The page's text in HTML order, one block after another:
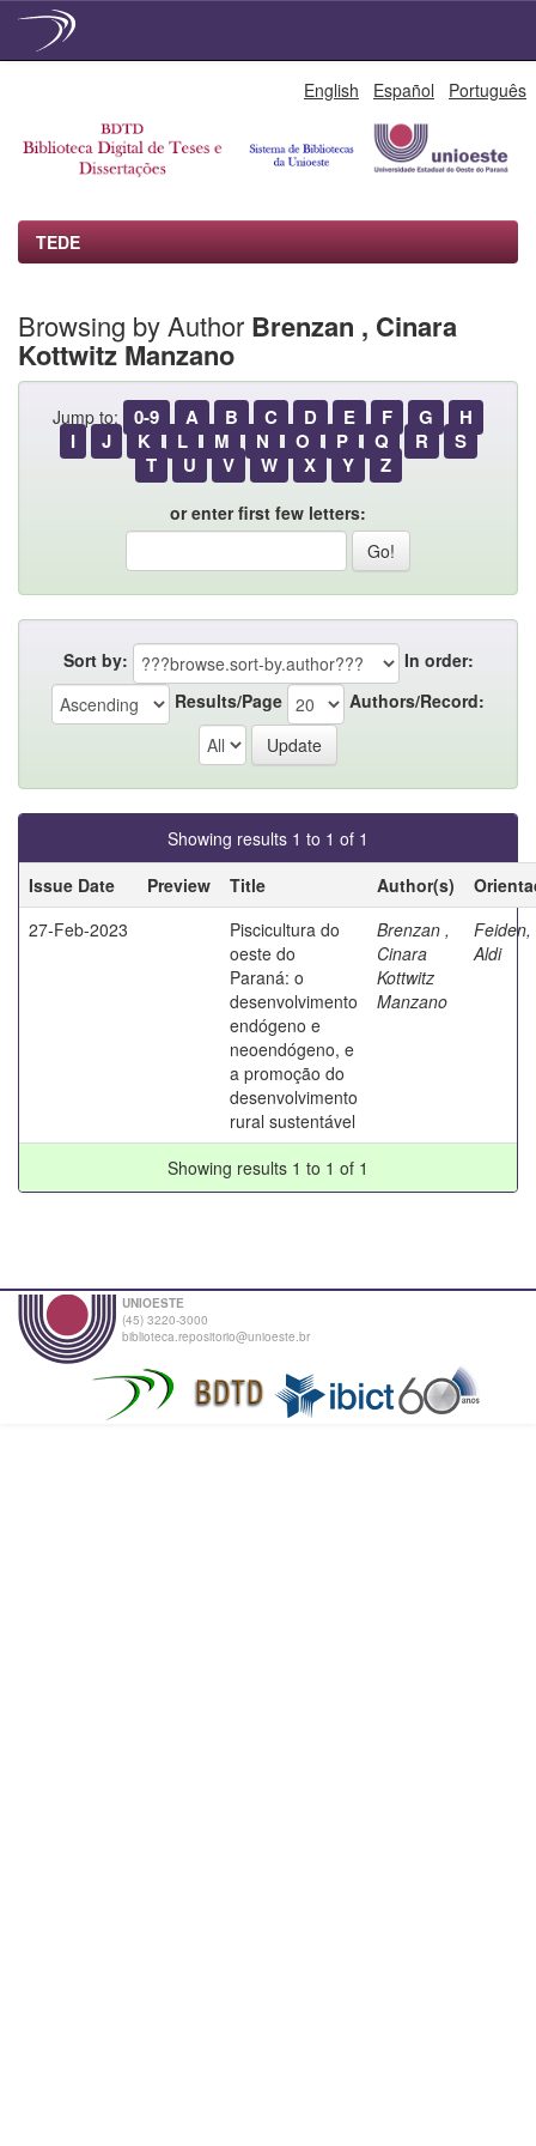
English Español Português
TEDE
Browsing by Author Brenzan , Cinara
Kottwitz Manzano
Jump to: 0-9 A B C D E F G
H
I
J K L M N O P Q R
S
T
U V W X Y Z
or enter first few letters:
Sort by:
In order:
Results/Page
Authors/Record:
Showing results 1 to 1 of 1
Issue Date
Preview Title Author(s)
27-Feb-2023
Piscicultura do
oeste do
Paraná: o
desenvolvimento
endógeno e
neoendógeno, e
a promoção do
desenvolvimento
rural sustentável
Brenzan ,
Cinara
Kottwitz
Manzano
Feiden,
Aldi
Showing results 1 to 1 of 1
UNIOESTE
(45) 3220-3000
biblioteca.repositorio@unioeste.br